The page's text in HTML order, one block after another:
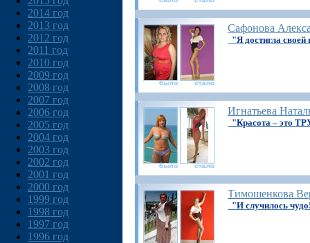
2014 год
2013 год
2012 год
2011 год
2010 год
2009 год
2008 год
2007 год
2006 год
2005 год
2004 год
2003 год
2002 год
2001 год
2000 год
1999 год
1998 год
1997 год
1996 год
Сафонова
"Я достигла своей
Игнатьева
"Красота – это
Тимошенкова
"И случилось